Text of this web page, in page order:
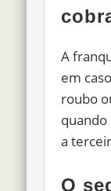
A
em
roubo
quando
a
O